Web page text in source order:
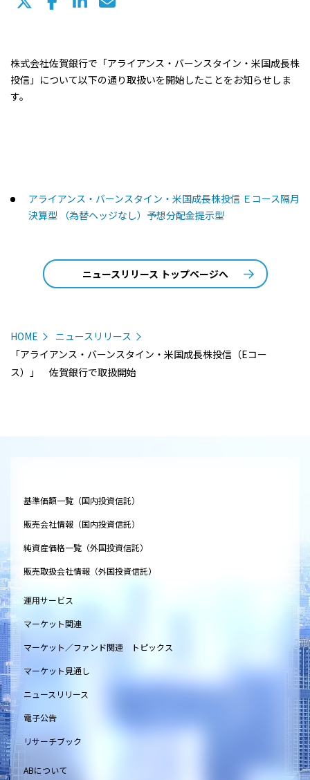
株式会社佐賀銀行で「アライアンス・バーンスタイン・米国成長株
投信」について以下の通り取扱いを開始したことをお知らせしま
す。
アライアンス・バーンスタイン・米国成長株投信 Ｅコース隔月
決算型 （為替ヘッジなし）予想分配金提示型
ニュースリリース トップページへ
HOME
ニュースリリース
「アライアンス・バーンスタイン・米国成長株投信（Eコー
ス）」 佐賀銀行で取扱開始
基準価額一覧（国内投資信託）
販売会社情報（国内投資信託）
純資産価格一覧（外国投資信託）
販売取扱会社情報（外国投資信託）
運用サービス
マーケット関連
マーケット／ファンド関連 トピックス
マーケット見通し
ニュースリリース
電子公告
リサーチブック
ABについて